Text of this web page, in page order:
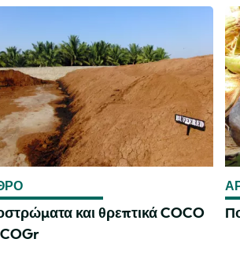
και θρεπτικά COCO
COGr